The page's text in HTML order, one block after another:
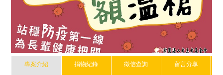
專案介紹 捐物紀錄 徵信查詢 留言分享